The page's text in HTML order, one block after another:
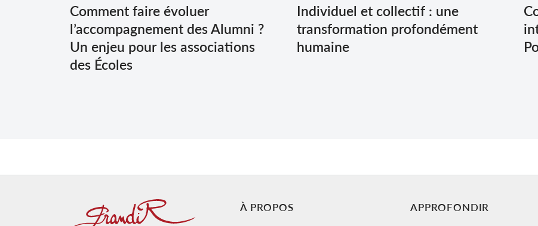
Comment faire évoluer
l’accompagnement des Alumni ?
Un enjeu pour les associations
des Écoles
Individuel et collectif : une
transformation profondément
humaine
À PROPOS APPROFONDIR